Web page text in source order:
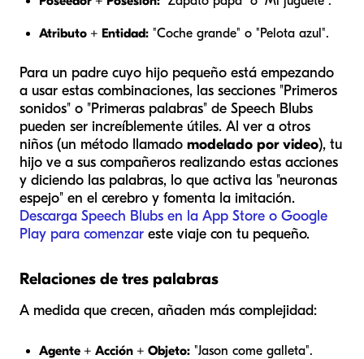
Atributo + Entidad: "Coche grande" o "Pelota azul".
Para un padre cuyo hijo pequeño está empezando
a usar estas combinaciones, las secciones "Primeros
sonidos" o "Primeras palabras" de Speech Blubs
pueden ser increíblemente útiles. Al ver a otros
niños (un método llamado modelado por video), tu
hijo ve a sus compañeros realizando estas acciones
y diciendo las palabras, lo que activa las "neuronas
espejo" en el cerebro y fomenta la imitación.
Descarga Speech Blubs en la App Store o Google
Play para comenzar este viaje con tu pequeño.
Relaciones de tres palabras
A medida que crecen, añaden más complejidad:
Agente + Acción + Objeto: "Jason come galleta".